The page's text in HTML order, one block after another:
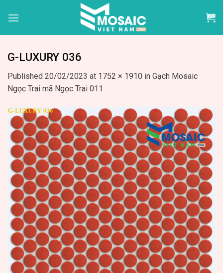
G-LUXURY 036
Published 20/02/2023 at 1752 × 1910 in Gạch Mosaic
Ngọc Trai mã Ngọc Trai 011